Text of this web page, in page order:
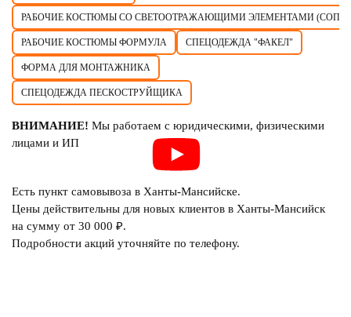
РАБОЧИЕ КОСТЮМЫ СО СВЕТООТРАЖАЮЩИМИ ЭЛЕМЕНТАМИ (СОП)
РАБОЧИЕ КОСТЮМЫ ФОРМУЛА СПЕЦОДЕЖДА "ФАКЕЛ"
ФОРМА ДЛЯ МОНТАЖНИКА
СПЕЦОДЕЖДА ПЕСКОСТРУЙЩИКА
ВНИМАНИЕ! Мы работаем с юридическими, физическими
лицами и ИП
Есть пункт самовывоза в Ханты-Мансийске.
Цены действительны для новых клиентов в Ханты-Мансийск
на сумму от 30 000 ₽.
Подробности акций уточняйте по телефону.